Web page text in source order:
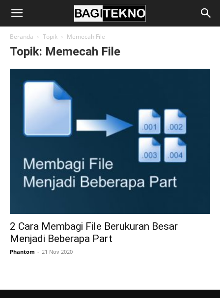
BagiTekno
Beranda Topik Memecah File
Topik: Memecah File
2 Cara Membagi File Berukuran Besar
Menjadi Beberapa Part
Phantom - 21 Nov 2020